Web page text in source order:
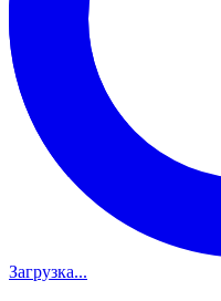
Загрузка...